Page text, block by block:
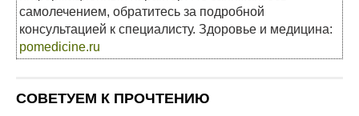
самолечением, обратитесь за подробной
консультацией к специалисту. Здоровье и медицина:
pomedicine.ru
СОВЕТУЕМ К ПРОЧТЕНИЮ